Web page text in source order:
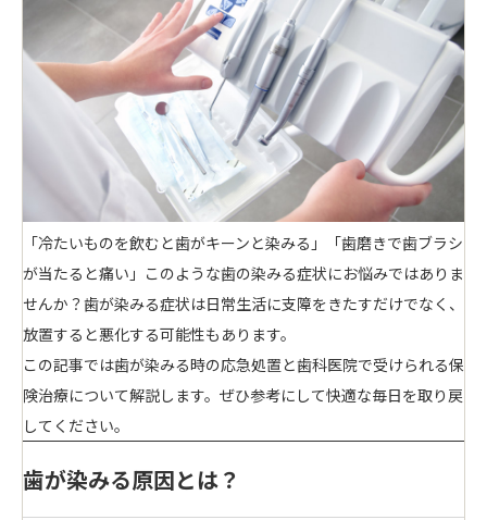
「冷たいものを飲むと歯がキーンと染みる」「歯磨きで歯ブラシ
が当たると痛い」このような歯の染みる症状にお悩みではありま
せんか？歯が染みる症状は日常生活に支障をきたすだけでなく、
放置すると悪化する可能性もあります。
この記事では歯が染みる時の応急処置と歯科医院で受けられる保
険治療について解説します。ぜひ参考にして快適な毎日を取り戻
してください。
歯が染みる原因とは？